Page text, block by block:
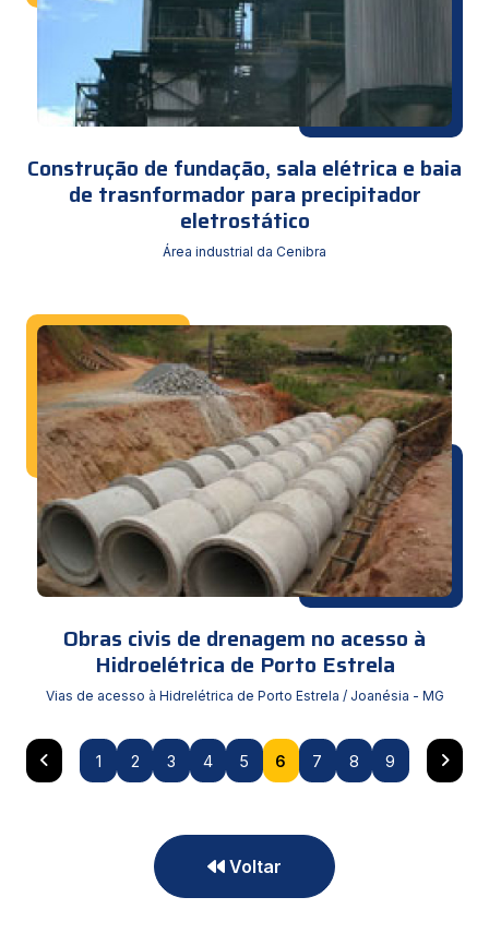
Construção de fundação, sala elétrica e baia
de trasnformador para precipitador
eletrostático
Área industrial da Cenibra
Obras civis de drenagem no acesso à
Hidroelétrica de Porto Estrela
Vias de acesso à Hidrelétrica de Porto Estrela / Joanésia - MG
1 2 3 4 5 6 7 8 9
Voltar